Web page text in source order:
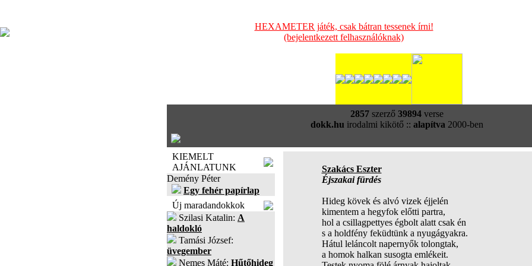
HEXAMETER játék, csak bátran tessenek írni!
(bejelentkezett felhasználóknak)
2857szerző 39894verse
dokk.hu irodalmi kikötő :: alapítva 2000-ben
KIEMELT
AJÁNLATUNK
Demény Péter
Egy fehér papírlap
Új maradandokkok
Szilasi Katalin: A
haldokló
Tamási József:
üvegember
Nemes Máté: Hűtőhideg
Szakács Eszter
Éjszakai fürdés
Hideg kövek és alvó vizek éjjelén
kimentem a hegyfok előtti partra,
hol a csillagpettyes égbolt alatt csak én
s a holdfény feküdtünk a nyugágyakra.
Hátul leláncolt napernyők tolongtak,
a homok halkan susogta emlékeit.